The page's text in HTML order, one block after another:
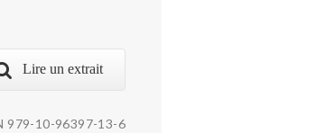
Lire un extrait
979-10-96397-13-6